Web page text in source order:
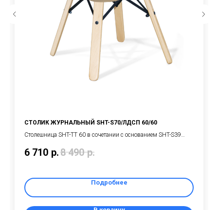
СТОЛИК ЖУРНАЛЬНЫЙ SHT-S70/ЛДСП 60/60
Cтолешница SHT-ТT 60 в сочетании с основанием SHT-S39
жилых пространствах. Такой стол подходит для
6 710 р.8 490 р.
Подробнее